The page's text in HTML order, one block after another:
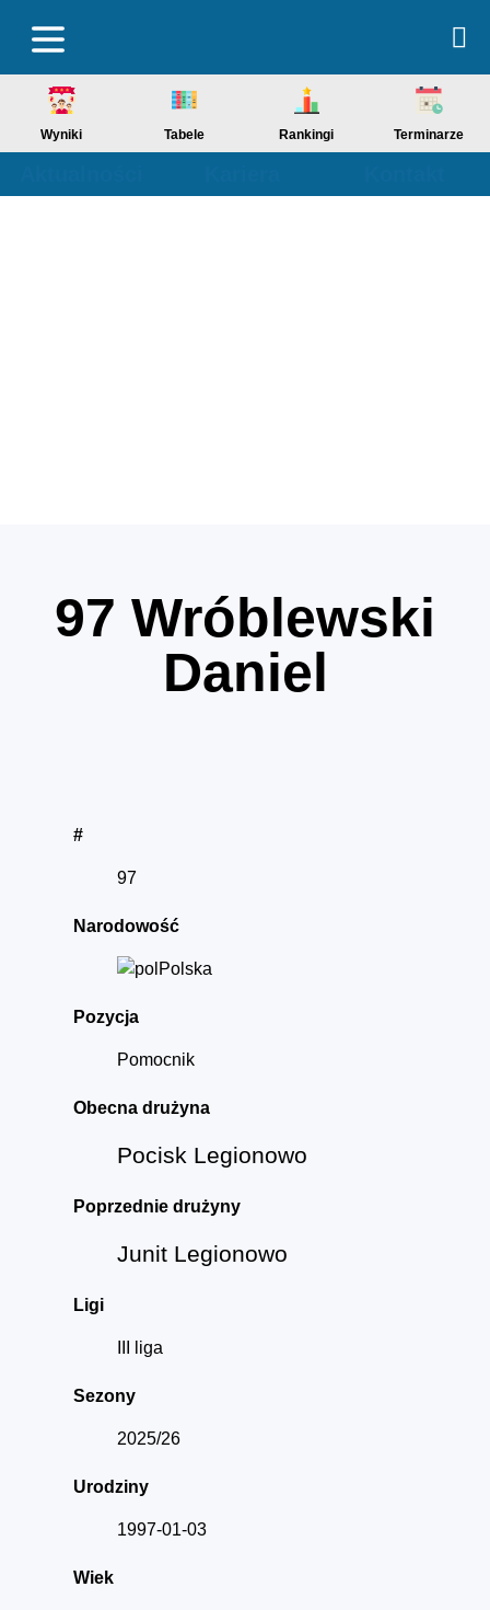
Wyniki Tabele Rankingi Terminarze
97 Wróblewski
Daniel
#
97
Narodowość
Polska
Pozycja
Pomocnik
Obecna drużyna
Pocisk Legionowo
Poprzednie drużyny
Junit Legionowo
Ligi
III liga
Sezony
2025/26
Urodziny
1997-01-03
Wiek